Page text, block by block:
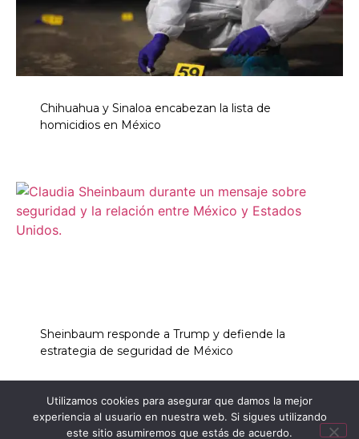
Chihuahua y Sinaloa encabezan la lista de
homicidios en México
Sheinbaum responde a Trump y defiende la
estrategia de seguridad de México
INICIO NOTICIAS
Utilizamos cookies para asegurar que damos la mejor
experiencia al usuario en nuestra web. Si sigues utilizando
este sitio asumiremos que estás de acuerdo.